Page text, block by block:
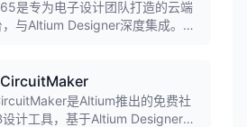
。
是专为电子设计团队打造的云端
与Altium Designer深度集成。支
理。
是Altium推出的免费社
设计工具，基于Altium Designer技